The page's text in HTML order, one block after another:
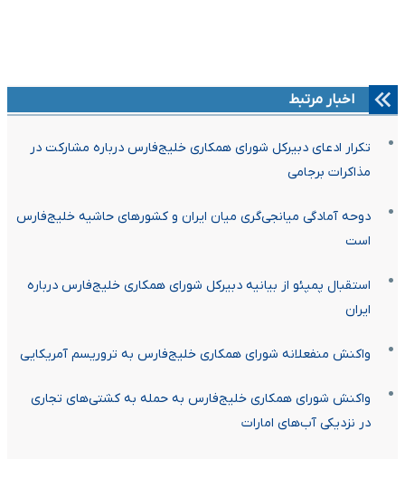
اخبار مرتبط
تکرار ادعای دبیرکل شورای همکاری خلیج‌فارس درباره مشارکت در
مذاکرات برجامی
دوحه آمادگی میانجی‌گری میان ایران و کشورهای حاشیه خلیج‌فارس
است
استقبال پمپئو از بیانیه دبیرکل شورای همکاری خلیج‌فارس درباره
ایران
واکنش منفعلانه شورای همکاری خلیج‌فارس به تروریسم آمریکایی
واکنش شورای همکاری خلیج‌فارس به حمله به کشتی‌های تجاری
در نزدیکی آب‌های امارات